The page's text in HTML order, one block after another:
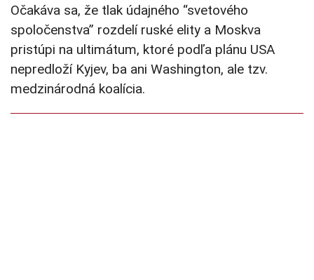
Očakáva sa, že tlak údajného “svetového
spoločenstva” rozdelí ruské elity a Moskva
pristúpi na ultimátum, ktoré podľa plánu USA
nepredloží Kyjev, ba ani Washington, ale tzv.
medzinárodná koalícia.